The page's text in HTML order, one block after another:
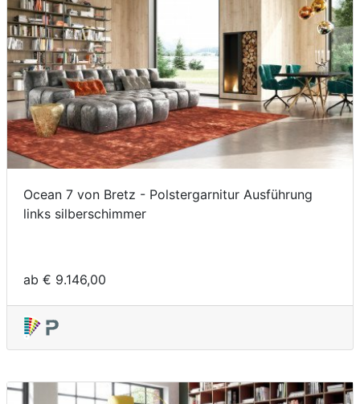
Ocean 7 von Bretz - Polstergarnitur Ausführung
links silberschimmer
ab € 9.146,00